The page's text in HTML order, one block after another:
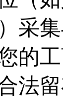
采
的
法